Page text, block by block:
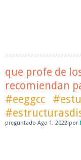
que profe de
recomiendan
#eeggcc
preguntado Ago 1, 2022 por